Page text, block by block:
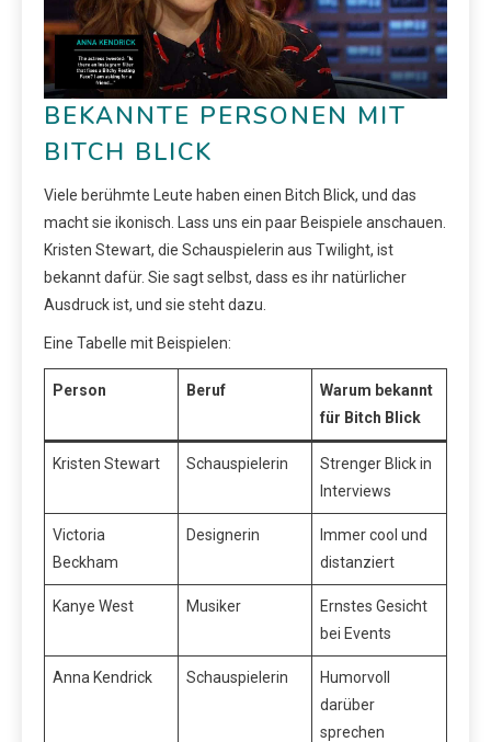
BEKANNTE PERSONEN MIT
BITCH BLICK
Viele berühmte Leute haben einen Bitch Blick, und das
macht sie ikonisch. Lass uns ein paar Beispiele anschauen.
Kristen Stewart, die Schauspielerin aus Twilight, ist
bekannt dafür. Sie sagt selbst, dass es ihr natürlicher
Ausdruck ist, und sie steht dazu.
Eine Tabelle mit Beispielen:
Person Beruf
Warum bekannt
für Bitch Blick
Kristen Stewart Schauspielerin
Strenger Blick in
Interviews
Victoria
Beckham
Designerin
Immer cool und
distanziert
Kanye West Musiker
Ernstes Gesicht
bei Events
Anna Kendrick Schauspielerin
Humorvoll
darüber
sprechen